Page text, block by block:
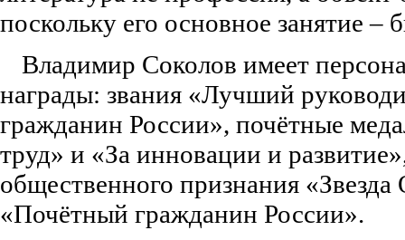
поскольку его основное занятие –
Владимир Соколов имеет
награды: звания «Лучший
гражданин России», почётные
труд» и «За инновации и
общественного признания «Звезда
«Почётный гражданин России».